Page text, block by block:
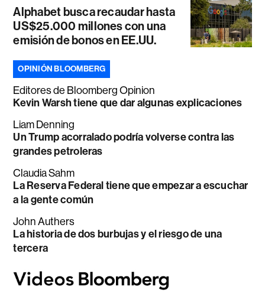
Alphabet busca recaudar hasta
US$25.000 millones con una
emisión de bonos en EE.UU.
OPINIÓN BLOOMBERG
Editores de Bloomberg Opinion
Kevin Warsh tiene que dar algunas explicaciones
Liam Denning
Un Trump acorralado podría volverse contra las
grandes petroleras
Claudia Sahm
La Reserva Federal tiene que empezar a escuchar
a la gente común
John Authers
La historia de dos burbujas y el riesgo de una
tercera